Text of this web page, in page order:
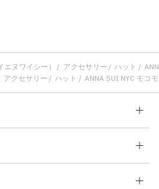
ヌワイシー） アクセサリー ハット
アクセサリー ハット ANNA SUI NYC モコ